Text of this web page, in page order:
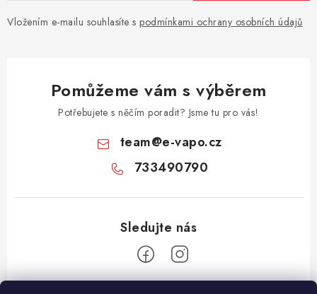
Kontakty
Prodejny Volná místa
Vložením e-mailu souhlasíte s podmínkami ochrany osobních údajů
Pomůžeme vám s výběrem
Potřebujete s něčím poradit? Jsme tu pro vás!
team@e-vapo.cz
733490790